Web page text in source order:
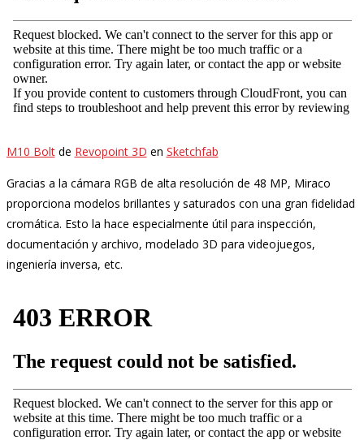
M10 Boltde Revopoint 3D en Sketchfab
Gracias a la cámara RGB de alta resolución de 48 MP, Miraco
proporciona modelos brillantes y saturados con una gran fidelidad
cromática. Esto la hace especialmente útil para inspección,
documentación y archivo, modelado 3D para videojuegos,
ingeniería inversa, etc.